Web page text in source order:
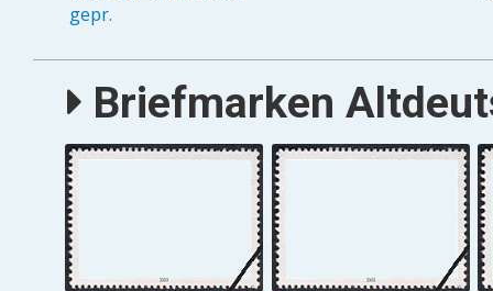
gepr.
Briefmarken